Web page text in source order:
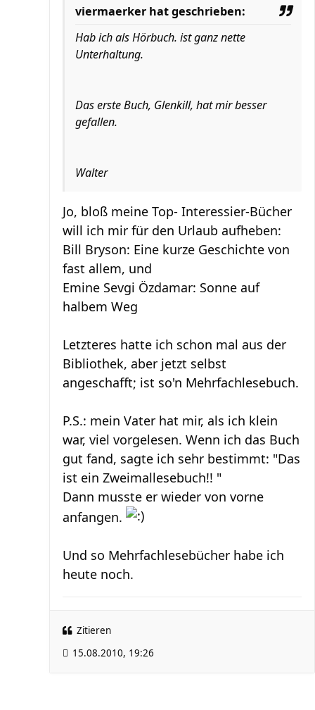
viermaerker hat geschrieben:
Hab ich als Hörbuch. ist ganz nette
Unterhaltung.
Das erste Buch, Glenkill, hat mir besser
gefallen.
Walter
Jo, bloß meine Top- Interessier-Bücher
will ich mir für den Urlaub aufheben:
Bill Bryson: Eine kurze Geschichte von
fast allem, und
Emine Sevgi Özdamar: Sonne auf
halbem Weg
Letzteres hatte ich schon mal aus der
Bibliothek, aber jetzt selbst
angeschafft; ist so'n Mehrfachlesebuch.
P.S.: mein Vater hat mir, als ich klein
war, viel vorgelesen. Wenn ich das Buch
gut fand, sagte ich sehr bestimmt: "Das
ist ein Zweimallesebuch!! "
Dann musste er wieder von vorne
anfangen.
Und so Mehrfachlesebücher habe ich
heute noch.
Zitieren
15.08.2010, 19:26